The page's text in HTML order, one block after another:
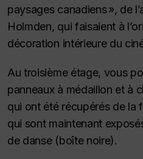
paysages canadiens », de
Holmden, qui faisaient à
décoration intérieure du
Au troisième étage, vous
panneaux à médaillon et à
qui ont été récupérés de la
qui sont maintenant
de danse (boîte noire).